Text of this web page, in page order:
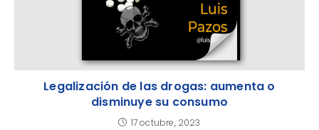
Legalización de las drogas: aumenta o
disminuye su consumo
17 octubre, 2023